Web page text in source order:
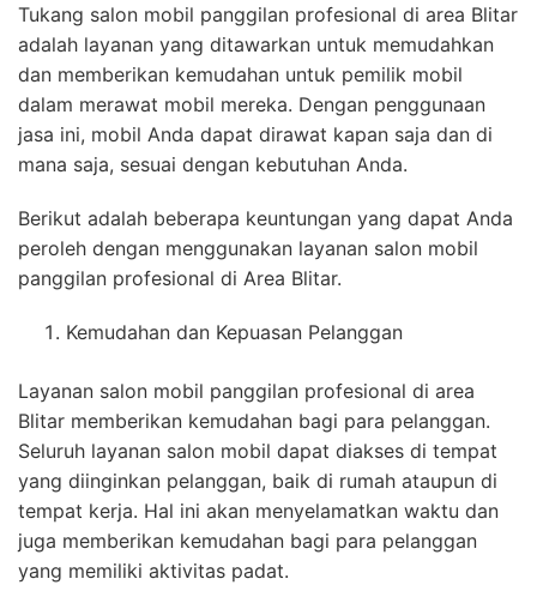
Tukang salon mobil panggilan profesional di area Blitar
adalah layanan yang ditawarkan untuk memudahkan
dan memberikan kemudahan untuk pemilik mobil
dalam merawat mobil mereka. Dengan penggunaan
jasa ini, mobil Anda dapat dirawat kapan saja dan di
mana saja, sesuai dengan kebutuhan Anda.
Berikut adalah beberapa keuntungan yang dapat Anda
peroleh dengan menggunakan layanan salon mobil
panggilan profesional di Area Blitar.
Kemudahan dan Kepuasan Pelanggan
Layanan salon mobil panggilan profesional di area
Blitar memberikan kemudahan bagi para pelanggan.
Seluruh layanan salon mobil dapat diakses di tempat
yang diinginkan pelanggan, baik di rumah ataupun di
tempat kerja. Hal ini akan menyelamatkan waktu dan
juga memberikan kemudahan bagi para pelanggan
yang memiliki aktivitas padat.